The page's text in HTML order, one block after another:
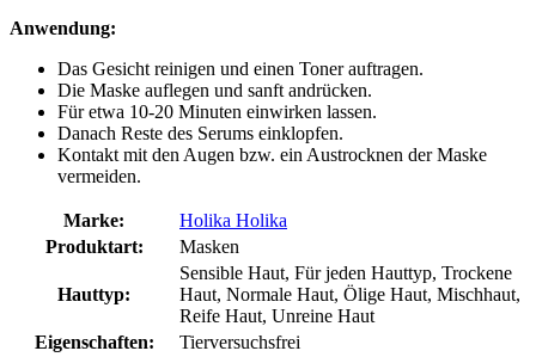
Anwendung:
Das Gesicht reinigen und einen Toner auftragen.
Die Maske auflegen und sanft andrücken.
Für etwa 10-20 Minuten einwirken lassen.
Danach Reste des Serums einklopfen.
Kontakt mit den Augen bzw. ein Austrocknen der Maske
vermeiden.
Marke:
Holika Holika
Produktart:
Masken
Hauttyp:
Sensible Haut, Für jeden Hauttyp, Trockene
Haut, Normale Haut, Ölige Haut, Mischhaut,
Reife Haut, Unreine Haut
Eigenschaften:
Tierversuchsfrei